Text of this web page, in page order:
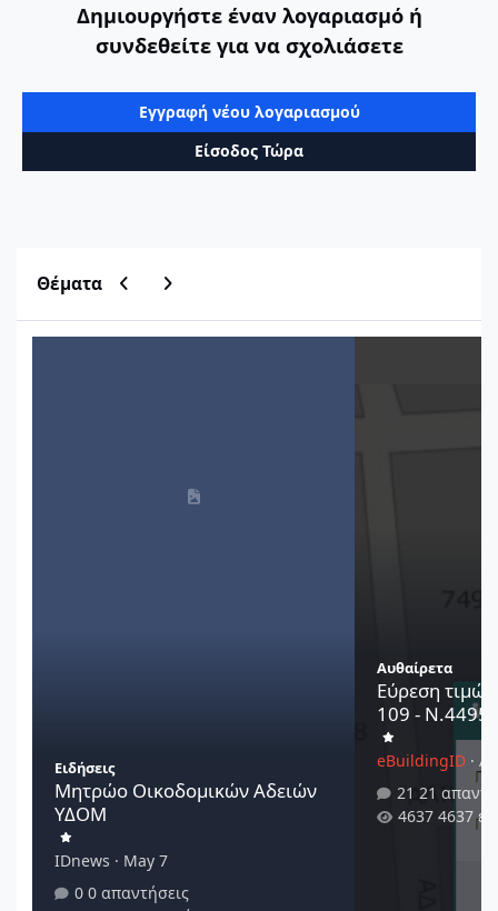
Δημιουργήστε έναν λογαριασμό ή
συνδεθείτε για να σχολιάσετε
Εγγραφή νέου λογαριασμού
Είσοδος Τώρα
Θέματα Previous carousel slide
Next carousel slide
Ειδήσεις
Μητρώο Οικοδομικών Αδειών
ΥΔΟΜ
IDnews · May 7
0 απαντήσεις
Αυθαίρετα
Εύρεση
109 -
eBuildingID·
21
4637